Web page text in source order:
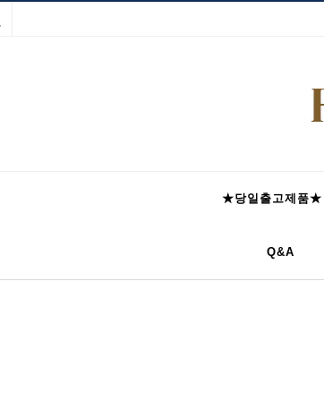
★당일출고제품★
Q&A